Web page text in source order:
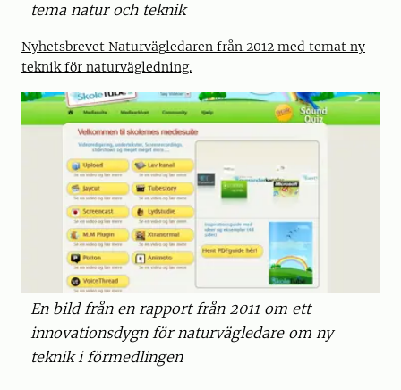
tema natur och teknik
Nyhetsbrevet Naturvägledaren från 2012 med temat ny
teknik för naturvägledning.
En bild från en rapport från 2011 om ett
innovationsdygn för naturvägledare om ny
teknik i förmedlingen